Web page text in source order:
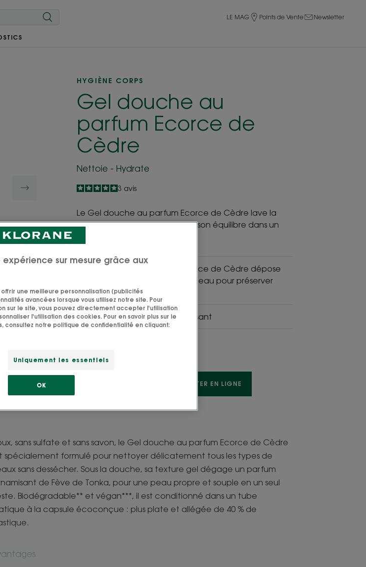
LE MAG Points de Vente Newsletter
HYGIÈNE CORPS
Gel douche au
parfum Ecorce de
Cèdre
Nettoie - Hydrate
5
/
5
3 avis
Le Gel douche au parfum Ecorce de Cèdre lave la
peau en douceur et respecte son équilibre dans un
Le Gel douche au parfum Ecorce de Cèdre dépose
un léger film protecteur sur la peau pour préserver
durablement son hydratation.
Nettoyant, hydratant, dynamisant
ACHETER EN LIGNE
sans sulfate et sans savon, le Gel douche au parfum Ecorce de Cèdre
spécialement formulé pour nettoyer délicatement tous les types de
sans dessécher. Sous la douche, sa texture gel dégage un parfum
de Fève de Tonka, pour une peau propre et souple en un seul
Biodégradable** et végan***, il est conditionné dans un tube
à la capsule écoconçue : plus plate et allégée de 40 % de
expérience sur mesure grâce aux
offrir une meilleure personnalisation (publicités
avancées lorsque vous utilisez notre site. Pour
sur le site, vous pouvez directement accepter l'utilisation
l'utilisation des cookies. Pour en savoir plus sur le
consultez notre politique de confidentialité en cliquant:
Uniquement les essentiels
OK